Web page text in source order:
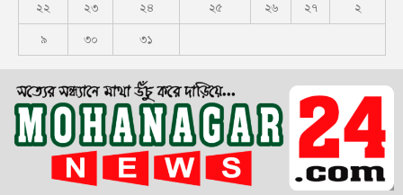
২২ ২৩ ২৪ ২৫ ২৬ ২৭ ২
৯ ৩০ ৩১